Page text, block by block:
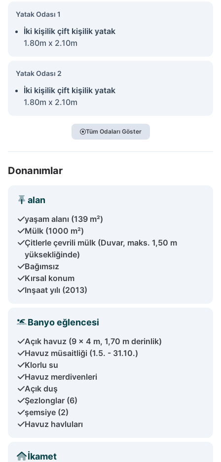
Yatak Odası 1
İki kişilik çift kişilik yatak
1.80m x 2.10m
Yatak Odası 2
İki kişilik çift kişilik yatak
1.80m x 2.10m
Tüm Odaları Göster
Donanımlar
alan
yaşam alanı (139 m²)
Mülk (1000 m²)
Çitlerle çevrili mülk (Duvar, maks. 1,50 m
yüksekliğinde)
Bağımsız
Kırsal konum
Inşaat yılı (2013)
Banyo eğlencesi
Açık havuz (9 x 4 m, 1,70 m derinlik)
Havuz müsaitliği (1.5. - 31.10.)
Klorlu su
Havuz merdivenleri
Açık duş
Şezlonglar (6)
şemsiye (2)
Havuz havluları
İkamet